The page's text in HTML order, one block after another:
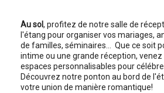
Au sol, profitez de notre salle de
l'étang pour organiser vos mariages,
de familles, séminaires… Que ce soit
intime ou une grande réception,
espaces personnalisables pour
Découvrez notre ponton au bord de
votre union de manière romantique!